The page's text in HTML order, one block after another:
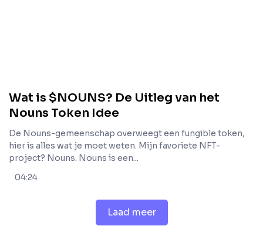
Wat is $NOUNS? De Uitleg van het
Nouns Token Idee
De Nouns-gemeenschap overweegt een fungible token,
hier is alles wat je moet weten. Mijn favoriete NFT-
project? Nouns. Nouns is een...
04:24
Laad meer